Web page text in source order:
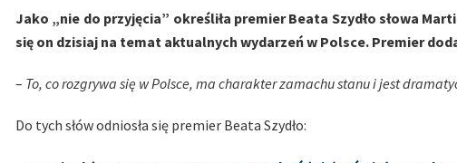
Jako „nie do przyjęcia” określiła premier Beata Szydło słowa
się on dzisiaj na temat aktualnych wydarzeń w Polsce. Premier
– To, co rozgrywa się w Polsce, ma charakter zamachu stanu i jest
Do tych słów odniosła się premier Beata Szydło: